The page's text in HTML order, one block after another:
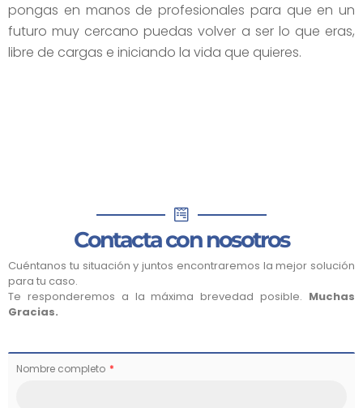
pongas en manos de profesionales para que en un
futuro muy cercano puedas volver a ser lo que eras,
libre de cargas e iniciando la vida que quieres.
Contacta con nosotros
Cuéntanos tu situación y juntos encontraremos la mejor solución
para tu caso.
Te responderemos a la máxima brevedad posible. Muchas
Gracias.
Nombre completo